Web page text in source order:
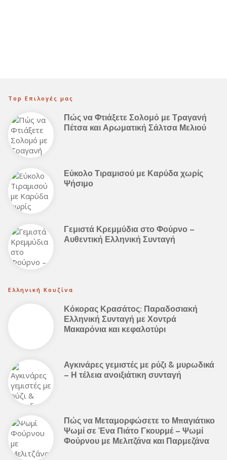
Top Επιλογές μας
Πώς να Φτιάξετε Σολομό με Τραγανή
Πέτσα και Αρωματική Σάλτσα Μελιού
Εύκολο Τιραμισού με Καρύδα χωρίς
Ψήσιμο
Γεμιστά Κρεμμύδια στο Φούρνο –
Αυθεντική Ελληνική Συνταγή
Ελληνική Κουζίνα
Κόκορας Κρασάτος: Παραδοσιακή
Ελληνική Συνταγή με Χοντρά
Μακαρόνια και κεφαλοτύρι
Αγκινάρες γεμιστές με ρύζι & μυρωδικά
– Η τέλεια ανοιξιάτικη συνταγή
Πώς να Μεταμορφώσετε το Μπαγιάτικο
Ψωμί σε Ένα Πιάτο Γκουρμέ – Ψωμί
Φούρνου με Μελιτζάνα και Παρμεζάνα